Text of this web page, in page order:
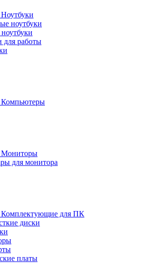
Ноутбуки
ноутбуки
для работы
Компьютеры
Мониторы
для монитора
Комплектующие для ПК
диски
платы